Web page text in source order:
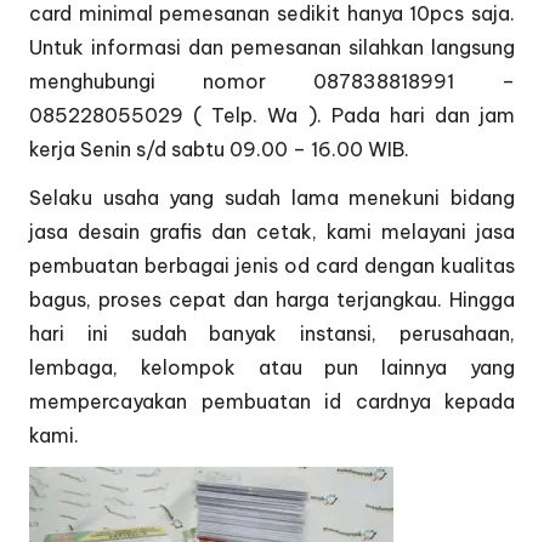
card minimal pemesanan sedikit hanya 10pcs saja.
Untuk informasi dan pemesanan silahkan langsung
menghubungi nomor 087838818991 –
085228055029 ( Telp. Wa ). Pada hari dan jam
kerja Senin s/d sabtu 09.00 – 16.00 WIB.
Selaku usaha yang sudah lama menekuni bidang
jasa desain grafis dan cetak, kami melayani jasa
pembuatan berbagai jenis od card dengan kualitas
bagus, proses cepat dan harga terjangkau. Hingga
hari ini sudah banyak instansi, perusahaan,
lembaga, kelompok atau pun lainnya yang
mempercayakan pembuatan id cardnya kepada
kami.